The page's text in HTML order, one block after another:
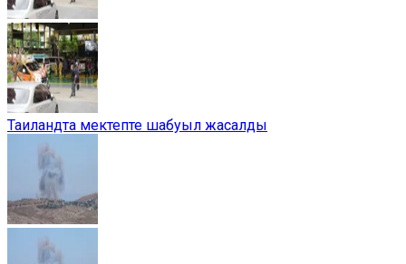
Таиландта мектепте шабуыл жасалды